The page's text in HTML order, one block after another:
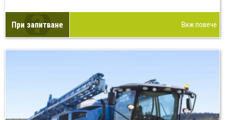
При запитване Виж повече